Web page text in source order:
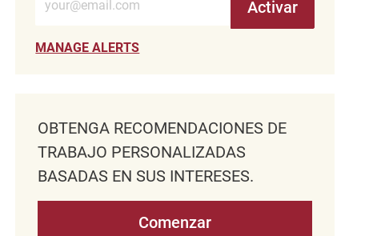
Activar
MANAGE ALERTS
OBTENGA RECOMENDACIONES DE
TRABAJO PERSONALIZADAS
BASADAS EN SUS INTERESES.
Comenzar